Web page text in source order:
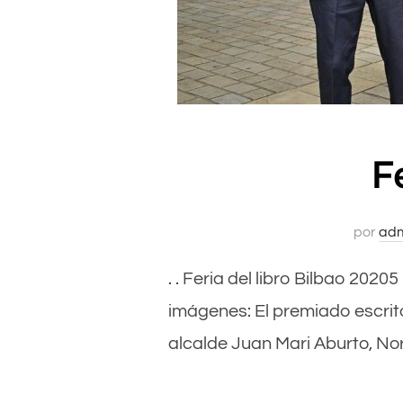
por
. . Feria del libro Bilbao
imágenes: El premiado
alcalde Juan Mari Aburto,